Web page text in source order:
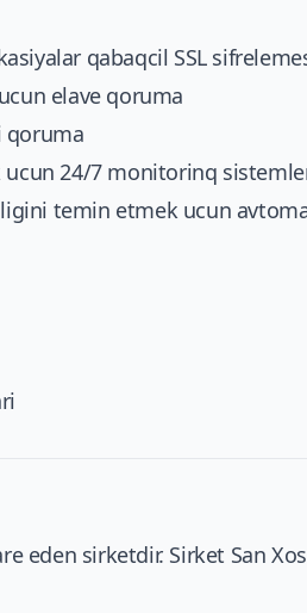
qabaqcil SSL
elave qoruma
qoruma
24/7 monitorinq
temin etmek ucun
eden sirketdir. Sirket San